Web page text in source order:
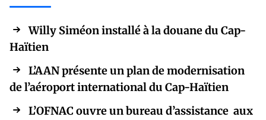
Willy Siméon installé à la douane du Cap-
Haïtien
L’AAN présente un plan de modernisation
de l’aéroport international du Cap-Haïtien
L’OFNAC ouvre un bureau d’assistance aux